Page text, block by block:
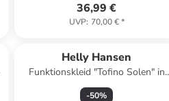
36,99 €
UVP: 70,00 €*
Helly Hansen
Funktionskleid "Tofino Solen" in
Dunkelblau
-50%